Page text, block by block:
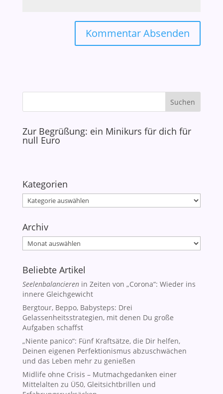
Zur Begrüßung: ein Minikurs für dich für
null Euro
Kategorien
Kategorien
Archiv
Archiv
Beliebte Artikel
Seelenbalancierenin Zeiten von „Corona“: Wieder ins
innere Gleichgewicht
Bergtour, Beppo, Babysteps: Drei
Gelassenheitsstrategien, mit denen Du große
Aufgaben schaffst
„Niente panico“: Fünf Kraftsätze, die Dir helfen,
Deinen eigenen Perfektionismus abzuschwächen
und das Leben mehr zu genießen
Midlife ohne Crisis – Mutmachgedanken einer
Mittelalten zu Ü50, Gleitsichtbrillen und